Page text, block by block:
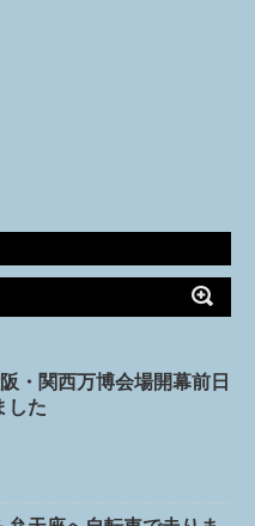
・関西万博会場開幕前日
した